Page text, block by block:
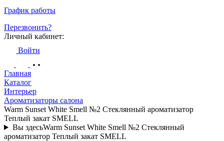
График работы
Перезвонить?
Личный кабинет:
Войти
Главная
Каталог
Интерьер
Ароматизаторы салона
Warm Sunset White Smell №2 Стеклянный ароматизатор
Теплый закат SMELL
Вы здесьWarm Sunset White Smell №2 Стеклянный
ароматизатор Теплый закат SMELL